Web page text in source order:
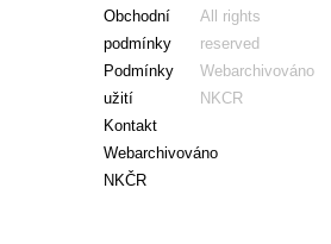
Obchodní
podmínky
Podmínky
užití
Kontakt
Webarchivováno
NKČR
All rights
reserved
Webarchivováno
NKCR